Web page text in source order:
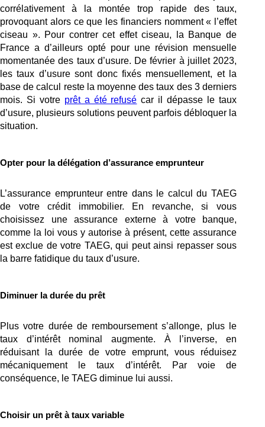
corrélativement à la montée trop rapide des taux,
provoquant alors ce que les financiers nomment « l’effet
ciseau ». Pour contrer cet effet ciseau, la Banque de
France a d’ailleurs opté pour une révision mensuelle
momentanée des taux d’usure. De février à juillet 2023,
les taux d’usure sont donc fixés mensuellement, et la
base de calcul reste la moyenne des taux des 3 derniers
mois. Si votre prêt a été refusé car il dépasse le taux
d’usure, plusieurs solutions peuvent parfois débloquer la
situation.
Opter pour la délégation d’assurance emprunteur
L’assurance emprunteur entre dans le calcul du TAEG
de votre crédit immobilier. En revanche, si vous
choisissez une assurance externe à votre banque,
comme la loi vous y autorise à présent, cette assurance
est exclue de votre TAEG, qui peut ainsi repasser sous
la barre fatidique du taux d’usure.
Diminuer la durée du prêt
Plus votre durée de remboursement s’allonge, plus le
taux d’intérêt nominal augmente. À l’inverse, en
réduisant la durée de votre emprunt, vous réduisez
mécaniquement le taux d’intérêt. Par voie de
conséquence, le TAEG diminue lui aussi.
Choisir un prêt à taux variable